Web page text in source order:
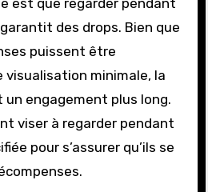
des drops. Bien que
puissent être
minimale, la
engagement plus long.
viser à regarder pendant
pour s’assurer qu’ils se